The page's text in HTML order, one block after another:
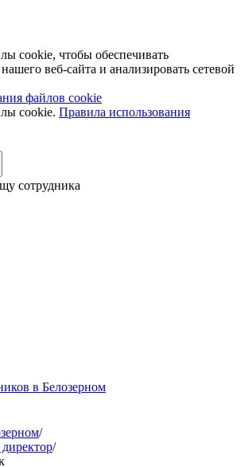
cookie, чтобы обеспечивать
веб-сайта и анализировать сетевой
файлов cookie
cookie. Правила использования
сотрудника
в Белозерном
/
/